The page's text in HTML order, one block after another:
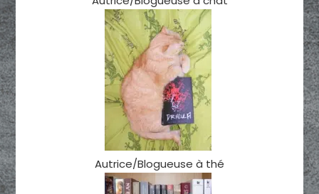
Autrice/Blogueuse à thé